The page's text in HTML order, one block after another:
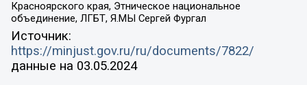
Красноярского края, Этническое национальное
объединение, ЛГБТ, Я.МЫ Сергей Фургал
Источник:
https://minjust.gov.ru/ru/documents/7822/
данные на 03.05.2024